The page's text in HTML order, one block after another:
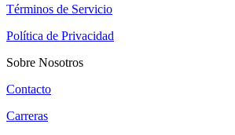
Términos de Servicio
Política de Privacidad
Sobre Nosotros
Contacto
Carreras